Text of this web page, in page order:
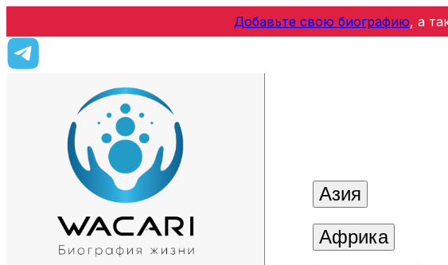
Добавьте свою биографию, а
Азия
Африка